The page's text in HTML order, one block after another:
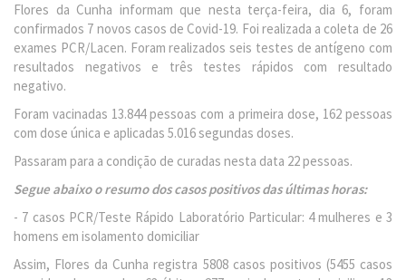
Flores da Cunha informam que nesta terça-feira, dia 6, foram
confirmados 7 novos casos de Covid-19. Foi realizada a coleta de 26
exames PCR/Lacen. Foram realizados seis testes de antígeno com
resultados negativos e três testes rápidos com resultado
negativo.
Foram vacinadas 13.844 pessoas com a primeira dose, 162 pessoas
com dose única e aplicadas 5.016 segundas doses.
Passaram para a condição de curadas nesta data 22 pessoas.
Segue abaixo o resumo dos casos positivos das últimas horas:
- 7 casos PCR/Teste Rápido Laboratório Particular: 4 mulheres e 3
homens em isolamento domiciliar
Assim, Flores da Cunha registra 5808 casos positivos (5455 casos